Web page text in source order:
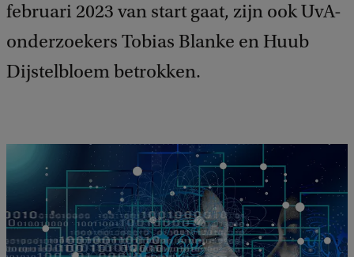
februari 2023 van start gaat, zijn ook UvA-
onderzoekers Tobias Blanke en Huub
Dijstelbloem betrokken.